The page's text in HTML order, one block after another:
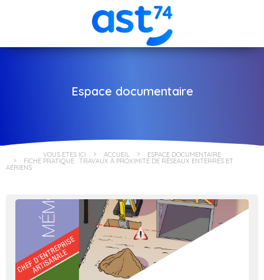
Espace documentaire
VOUS ÊTES ICI ACCUEIL ESPACE DOCUMENTAIRE
FICHE PRATIQUE : TRAVAUX À PROXIMITÉ DE RÉSEAUX ENTERRÉS ET
AÉRIENS